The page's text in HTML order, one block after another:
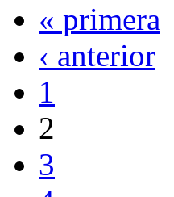
« primera
‹ anterior
1
2
3